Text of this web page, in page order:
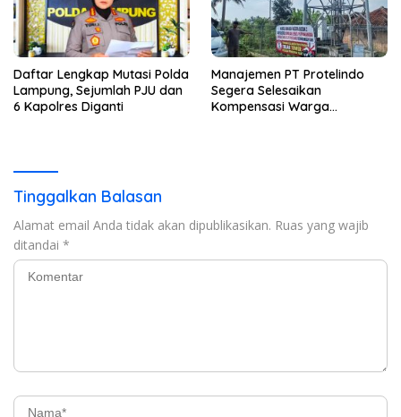
Daftar Lengkap Mutasi Polda
Lampung, Sejumlah PJU dan
6 Kapolres Diganti
Manajemen PT Protelindo
Segera Selesaikan
Kompensasi Warga
Tinggalkan Balasan
Alamat email Anda tidak akan dipublikasikan. Ruas yang wajib
ditandai *